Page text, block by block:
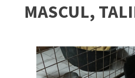
MASCUL,